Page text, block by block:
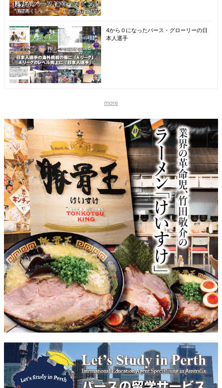
4から０になったパース・グローリーの日
本人選手
more